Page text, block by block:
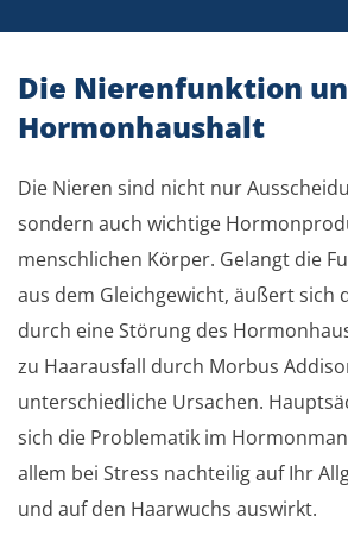
Die Nierenfunktion
Hormonhaushalt
Die Nieren sind nicht nur
sondern auch wichtige
menschlichen Körper. Gelangt die
aus dem Gleichgewicht, äußert sich
durch eine Störung des
zu Haarausfall durch Morbus
unterschiedliche Ursachen.
sich die Problematik im
allem bei Stress nachteilig auf Ihr
und auf den Haarwuchs auswirkt.